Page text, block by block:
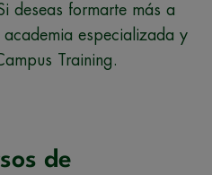
deseas formarte más a
especializada y
Training.
de